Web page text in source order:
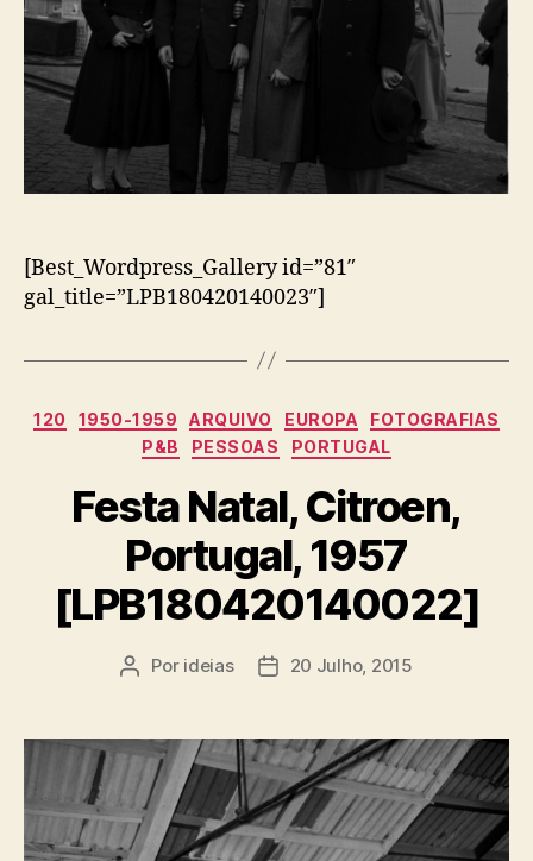
[Best_Wordpress_Gallery id=”81″
gal_title=”LPB180420140023″]
Categorias
120 1950-1959 ARQUIVO EUROPA
FOTOGRAFIAS
P&B
PESSOAS PORTUGAL
Festa Natal, Citroen,
Portugal, 1957
[LPB180420140022]
Autor
Por ideias
Data20 Julho, 2015